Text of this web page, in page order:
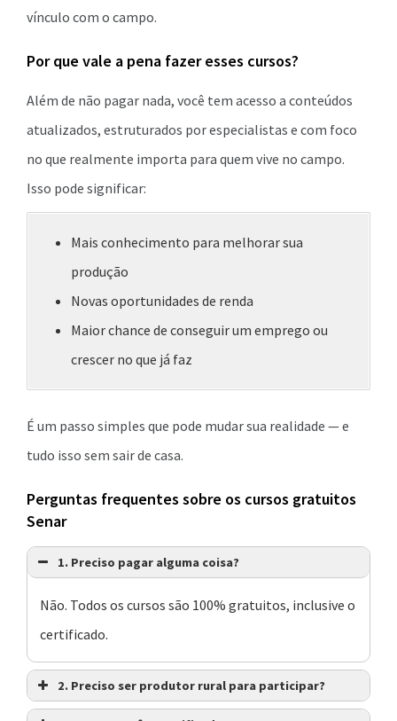
vínculo com o campo.
Por que vale a pena fazer esses cursos?
Além de não pagar nada, você tem acesso a conteúdos
atualizados, estruturados por especialistas e com foco
no que realmente importa para quem vive no campo.
Isso pode significar:
Mais conhecimento para melhorar sua
produção
Novas oportunidades de renda
Maior chance de conseguir um emprego ou
crescer no que já faz
É um passo simples que pode mudar sua realidade — e
tudo isso sem sair de casa.
Perguntas frequentes sobre os cursos gratuitos
Senar
1. Preciso pagar alguma coisa?
Não. Todos os cursos são 100% gratuitos, inclusive o
certificado.
2. Preciso ser produtor rural para participar?